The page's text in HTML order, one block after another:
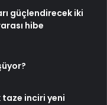
güçlendirecek iki
hibe
taze inciri yeni